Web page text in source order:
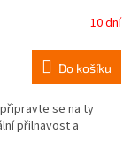
10 dní
Do košíku
se na ty
přilnavost a